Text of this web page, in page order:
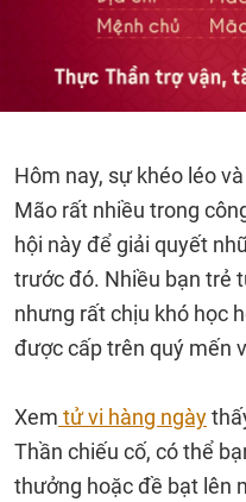
Hôm nay, sự khéo léo
Mão rất nhiều trong
hội này để giải quyết
trước đó. Nhiều bạn trẻ
nhưng rất chịu khó học
được cấp trên quý mến
Xem tử vi hàng ngày
Thần chiếu cố, có thể
thưởng hoặc đề bạt lên